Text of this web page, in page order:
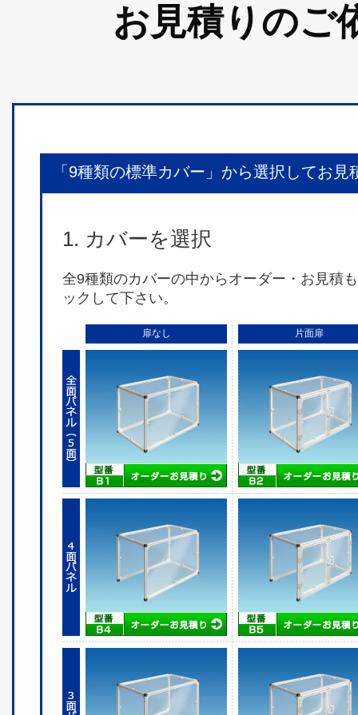
お見積りのご
「9種類の標準カバー」から選択してお見
1. カバーを選択
全9種類のカバーの中からオーダー・お見積
ックして下さい。
扉なし 片面扉